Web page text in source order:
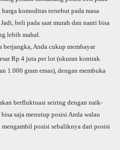
komoditas tersebut pada masa
beli pada saat murah dan nanti bisa
lebih mahal.
Anda cukup membayar
Rp 4 juta per lot (ukuran kontrak
1.000 gram emas), dengan membuka
berfluktuasi seiring dengan naik-
saja menutup posisi Anda walau
posisi sebaliknya dari posisi